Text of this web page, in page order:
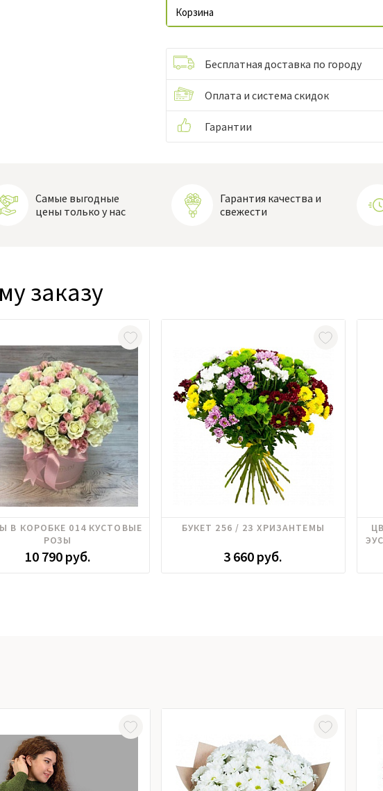
Корзина
Бесплатная доставка по городу
Оплата и система скидок
Гарантии
Самые выгодные
цены только у нас
Гарантия качества и
свежести
заказу
Роза кустовая
В КОРОБКЕ 014 КУСТОВЫЕ
РОЗЫ
10 790 руб.
Хризантема
БУКЕТ 256 / 23 ХРИЗАНТЕМЫ
3 660 руб.